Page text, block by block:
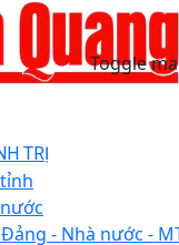
Toggle
TRỊ
- Nhà nước -